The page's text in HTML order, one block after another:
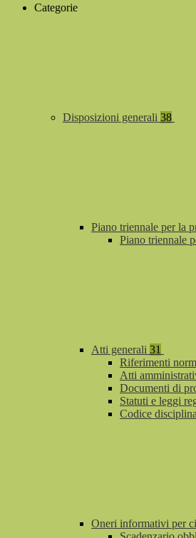
Categorie
Disposizioni generali 38
Piano triennale per la
Piano triennale
Atti generali 31
Riferimenti
Atti
Documenti di
Statuti e leggi
Codice
Oneri informativi per